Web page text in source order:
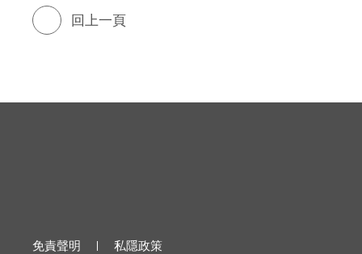
回上一頁
免責聲明
私隱政策